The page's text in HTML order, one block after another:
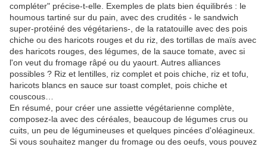
compléter" précise-t-elle. Exemples de plats bien équilibrés : le
houmous tartiné sur du pain, avec des crudités - le sandwich
super-protéiné des végétariens-, de la ratatouille avec des pois
chiche ou des haricots rouges et du riz, des tortillas de maïs avec
des haricots rouges, des légumes, de la sauce tomate, avec si
l'on veut du fromage râpé ou du yaourt. Autres alliances
possibles ? Riz et lentilles, riz complet et pois chiche, riz et tofu,
haricots blancs en sauce sur toast complet, pois chiche et
couscous…
En résumé, pour créer une assiette végétarienne complète,
composez-la avec des céréales, beaucoup de légumes crus ou
cuits, un peu de légumineuses et quelques pincées d'oléagineux.
Si vous souhaitez manger du fromage ou des oeufs, vous pouvez